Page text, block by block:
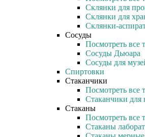
Склянки для
Склянки для
Склянки-
Сосуды
Посмотреть все
Сосуды Дьюара
Сосуды для
Спиртовки
Стаканчики
Посмотреть все
Стаканчики для
Стаканы
Посмотреть все
Стаканы